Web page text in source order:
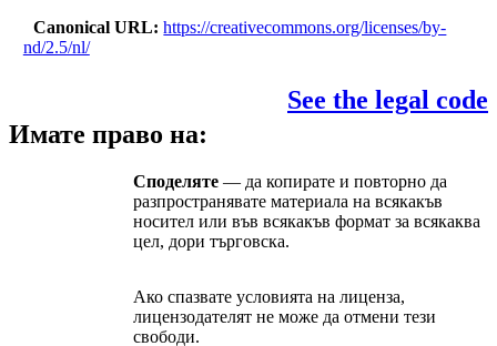
Canonical URL
https://creativecommons.org/licenses/by-
nd/2.5/nl/
See the legal code
Имате право на:
Споделяте — да копирате и повторно да
разпространявате материала на всякакъв
носител или във всякакъв формат за всякаква
цел, дори търговска.
Ако спазвате условията на лиценза,
лицензодателят не може да отмени тези
свободи.